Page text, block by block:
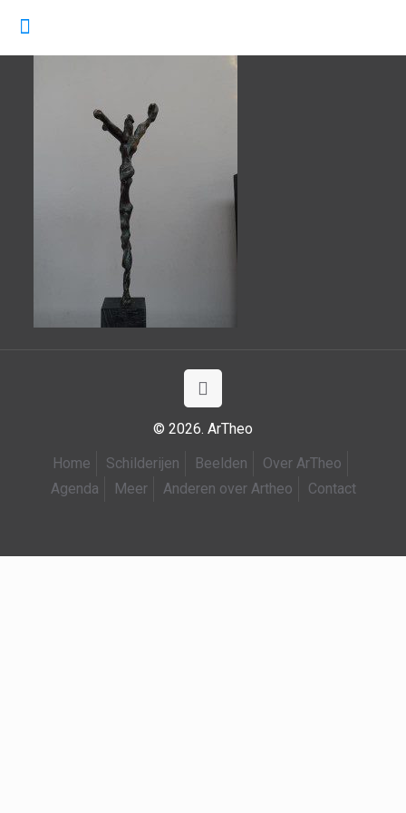
© 2026. ArTheo
Home
Schilderijen Beelden
Over ArTheo
Agenda
Meer Anderen over Artheo Contact